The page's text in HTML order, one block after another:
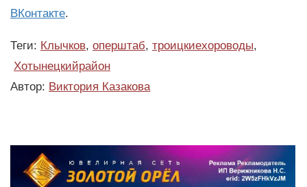
ВКонтакте.
Теги: Клычков, оперштаб, троицкиехороводы,
Хотынецкийрайон
Автор: Виктория Казакова